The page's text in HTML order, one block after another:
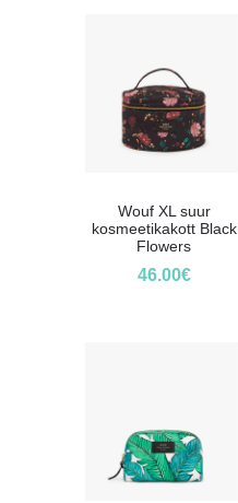
Wouf XL suur
kosmeetikakott Black
Flowers
46.00€